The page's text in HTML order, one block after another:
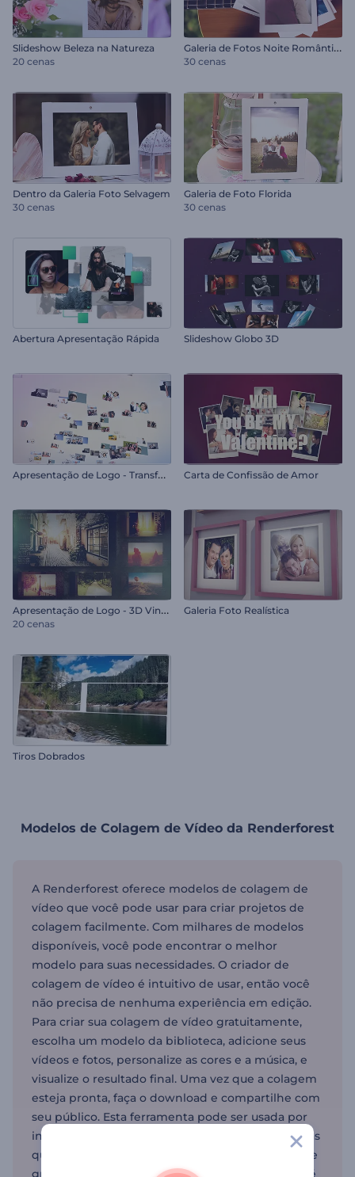
Slideshow Beleza na Natureza
20 cenas
G
aleria de Fotos Noite Romântica
30 cenas
Dentro da Galeria Foto Selvagem
30 cenas
Galeria de Foto Florida
30 cenas
Abertura Apresentação Rápida Slideshow Globo 3D
A
presentação de Logo - Transformação de Imagem Carta de Confissão de Amor
A
presentação de Logo - 3D Vintage
20 cenas
Galeria Foto Realística
Tiros Dobrados
Modelos de Colagem de Vídeo da Renderforest
A Renderforest oferece modelos de colagem de
vídeo que você pode usar para criar projetos de
colagem facilmente. Com milhares de modelos
disponíveis, você pode encontrar o melhor
modelo para suas necessidades. O criador de
colagem de vídeo é intuitivo de usar, então você
não precisa de nenhuma experiência em edição.
Para criar sua colagem de vídeo gratuitamente,
escolha um modelo da biblioteca, adicione seus
vídeos e fotos, personalize as cores e a música, e
visualize o resultado final. Uma vez que a colagem
esteja pronta, faça o download e compartilhe com
seu público. Esta ferramenta pode ser usada por
indivíduos, profissionais de marketing e empresas
que procuram fazer uma colagem de vídeo online
gratuita. Para outros projetos, o criador de vídeo é